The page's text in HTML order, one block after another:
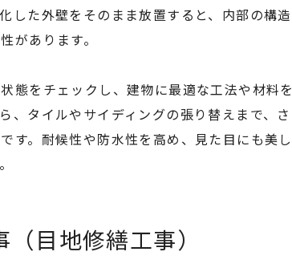
した外壁をそのまま放置すると、内部の構造
があります。
態をチェックし、建物に最適な工法や材料を
、タイルやサイディングの張り替えまで、さ
す。耐候性や防水性を高め、見た目にも美し
目地修繕工事）